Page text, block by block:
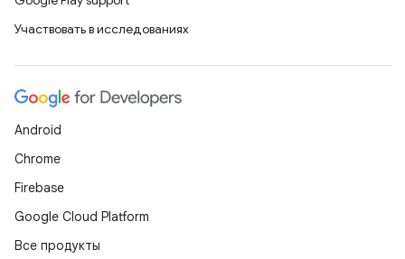
Участвовать в исследованиях
Android
Chrome
Firebase
Google Cloud Platform
Все продукты